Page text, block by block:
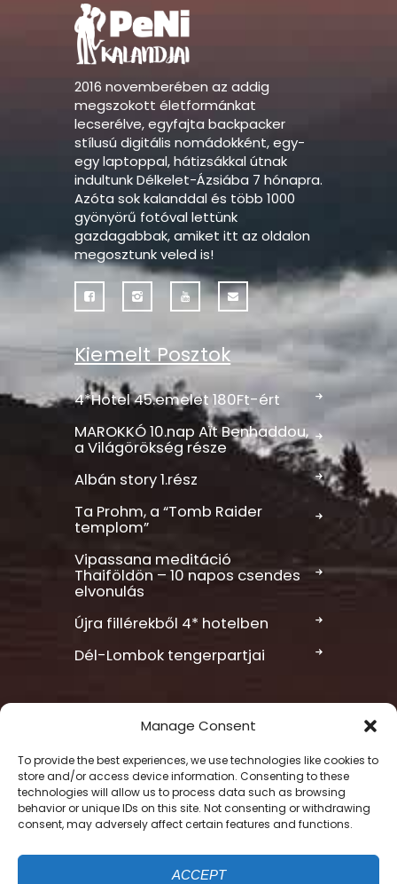
Manage Consent
To provide the best experiences, we use technologies like cookies to
store and/or access device information. Consenting to these
technologies will allow us to process data such as browsing
behavior or unique IDs on this site. Not consenting or withdrawing
consent, may adversely affect certain features and functions.
ACCEPT
2016 novemberében az addig
megszokott életformánkat
lecserélve, egyfajta backpacker
stílusú digitális nomádokként, egy-
egy laptoppal, hátizsákkal útnak
indultunk Délkelet-Ázsiába 7 hónapra.
Azóta sok kalanddal és több 1000
gyönyörű fotóval lettünk
gazdagabbak, amiket itt az oldalon
megosztunk veled is!
Kiemelt Posztok
4*Hotel 45.emelet 180Ft-ért
MAROKKÓ 10.nap Aït Benhaddou,
a Világörökség része
Albán story 1.rész
Ta Prohm, a “Tomb Raider
templom”
Vipassana meditáció
Thaiföldön – 10 napos csendes
elvonulás
Újra fillérekből 4* hotelben
Dél-Lombok tengerpartjai
Felhasználási feltételek
Sütik kezelése
Így kezeljük adataid